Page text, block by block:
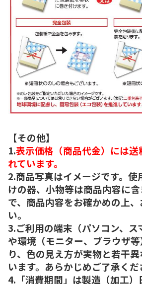
【その他】
1.表示価格（商品代金）には送
れています。
2.商品写真はイメージです。使
けの器、小物等は商品内容に
で、商品内容をお確かめの上
い。
3.ご利用の端末（パソコン、ス
や環境（モニター、ブラウザ
り、色の見え方が実物と若干
います。あらかじめご了承くだ
4.「消費期間」は製造（加工